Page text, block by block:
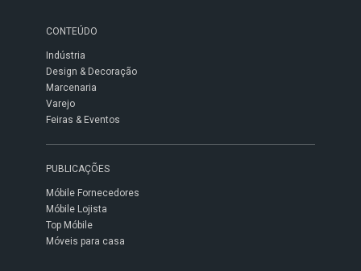
CONTEÚDO
Indústria
Design & Decoração
Marcenaria
Varejo
Feiras & Eventos
PUBLICAÇÕES
Móbile Fornecedores
Móbile Lojista
Top Móbile
Móveis para casa